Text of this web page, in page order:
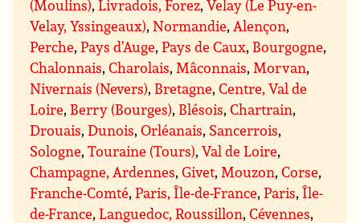
(Moulins),Livradois, Forez,Velay (Le Puy-en-
Velay, Yssingeaux),Normandie, Alençon,
Perche,Pays d’Auge,Pays de Caux, Bourgogne,
Chalonnais,Charolais, Mâconnais, Morvan,
Nivernais (Nevers), Bretagne,Centre, Val de
Loire, Berry (Bourges), Blésois,Chartrain,
Drouais,Dunois,Orléanais, Sancerrois,
Sologne,Touraine (Tours),Val de Loire,
Champagne, Ardennes,Givet, Mouzon,Corse,
Franche-Comté,Paris, Île-de-France,Paris,Île-
de-France,Languedoc, Roussillon,Cévennes,